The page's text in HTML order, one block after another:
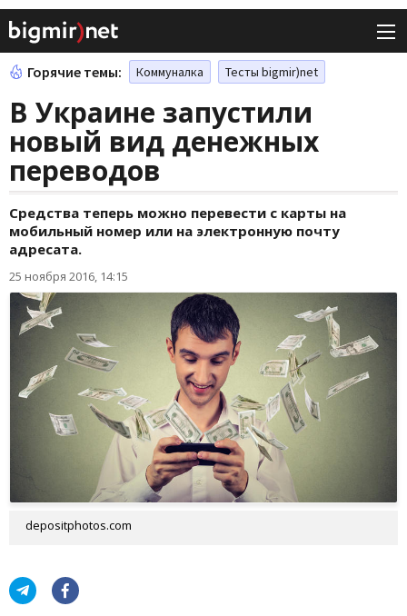
Горячие темы: Коммуналка Тесты bigmir)net
В Украине запустили
новый вид денежных
переводов
Средства теперь можно перевести с карты на
мобильный номер или на электронную почту
адресата.
25 ноября 2016, 14:15
depositphotos.com